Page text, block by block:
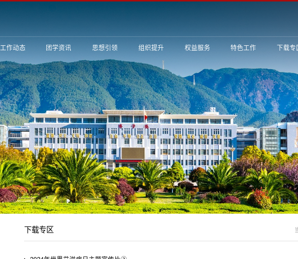
工作动态 团学资讯 思想引领 组织提升 权益服务 特色工作 下载专
下载专区